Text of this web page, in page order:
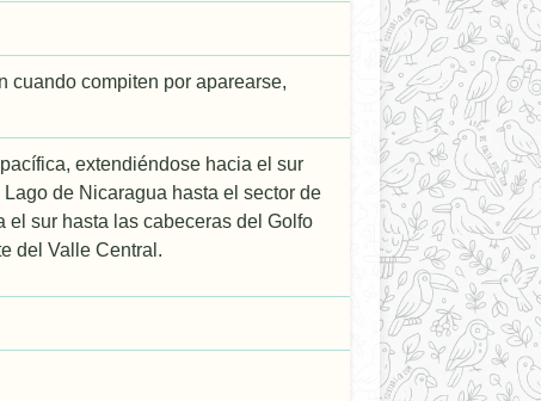
cuando compiten por aparearse,
extendiéndose hacia el sur
de Nicaragua hasta el sector de
sur hasta las cabeceras del Golfo
del Valle Central.